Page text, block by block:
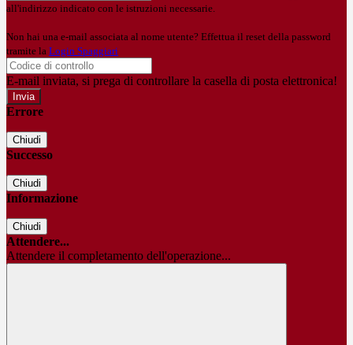
all'indirizzo indicato con le istruzioni necessarie.
Non hai una e-mail associata al nome utente? Effettua il reset della password
tramite la Login Spaggiari
E-mail inviata, si prega di controllare la casella di posta elettronica!
Errore
Chiudi
Successo
Chiudi
Informazione
Chiudi
Attendere...
Attendere il completamento dell'operazione...